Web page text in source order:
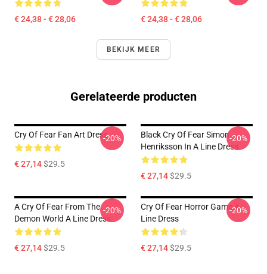
€ 24,38 - € 28,06 € 24,38 - € 28,06
BEKIJK MEER
Gerelateerde producten
Cry Of Fear Fan Art Dress
€ 27,14$29.5
-20%
Black Cry Of Fear Simon
Henriksson In A Line Dress
€ 27,14$29.5
-20%
A Cry Of Fear From The
Demon World A Line Dress.
€ 27,14$29.5
-20%
Cry Of Fear Horror Game A
Line Dress
€ 27,14$29.5
-20%